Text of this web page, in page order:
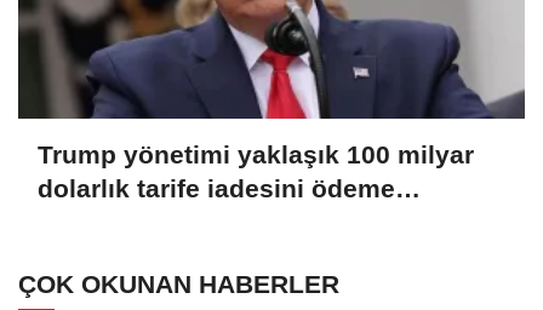
Trump yönetimi yaklaşık 100 milyar
dolarlık tarife iadesini ödeme
ÇOK OKUNAN HABERLER